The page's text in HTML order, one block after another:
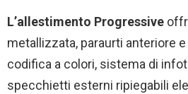
L’allestimento Progressive
metallizzata, paraurti anteriore
codifica a colori, sistema di
specchietti esterni ripiegabili